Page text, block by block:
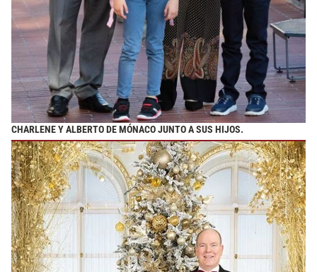
CHARLENE Y ALBERTO DE MÓNACO JUNTO A SUS HIJOS.